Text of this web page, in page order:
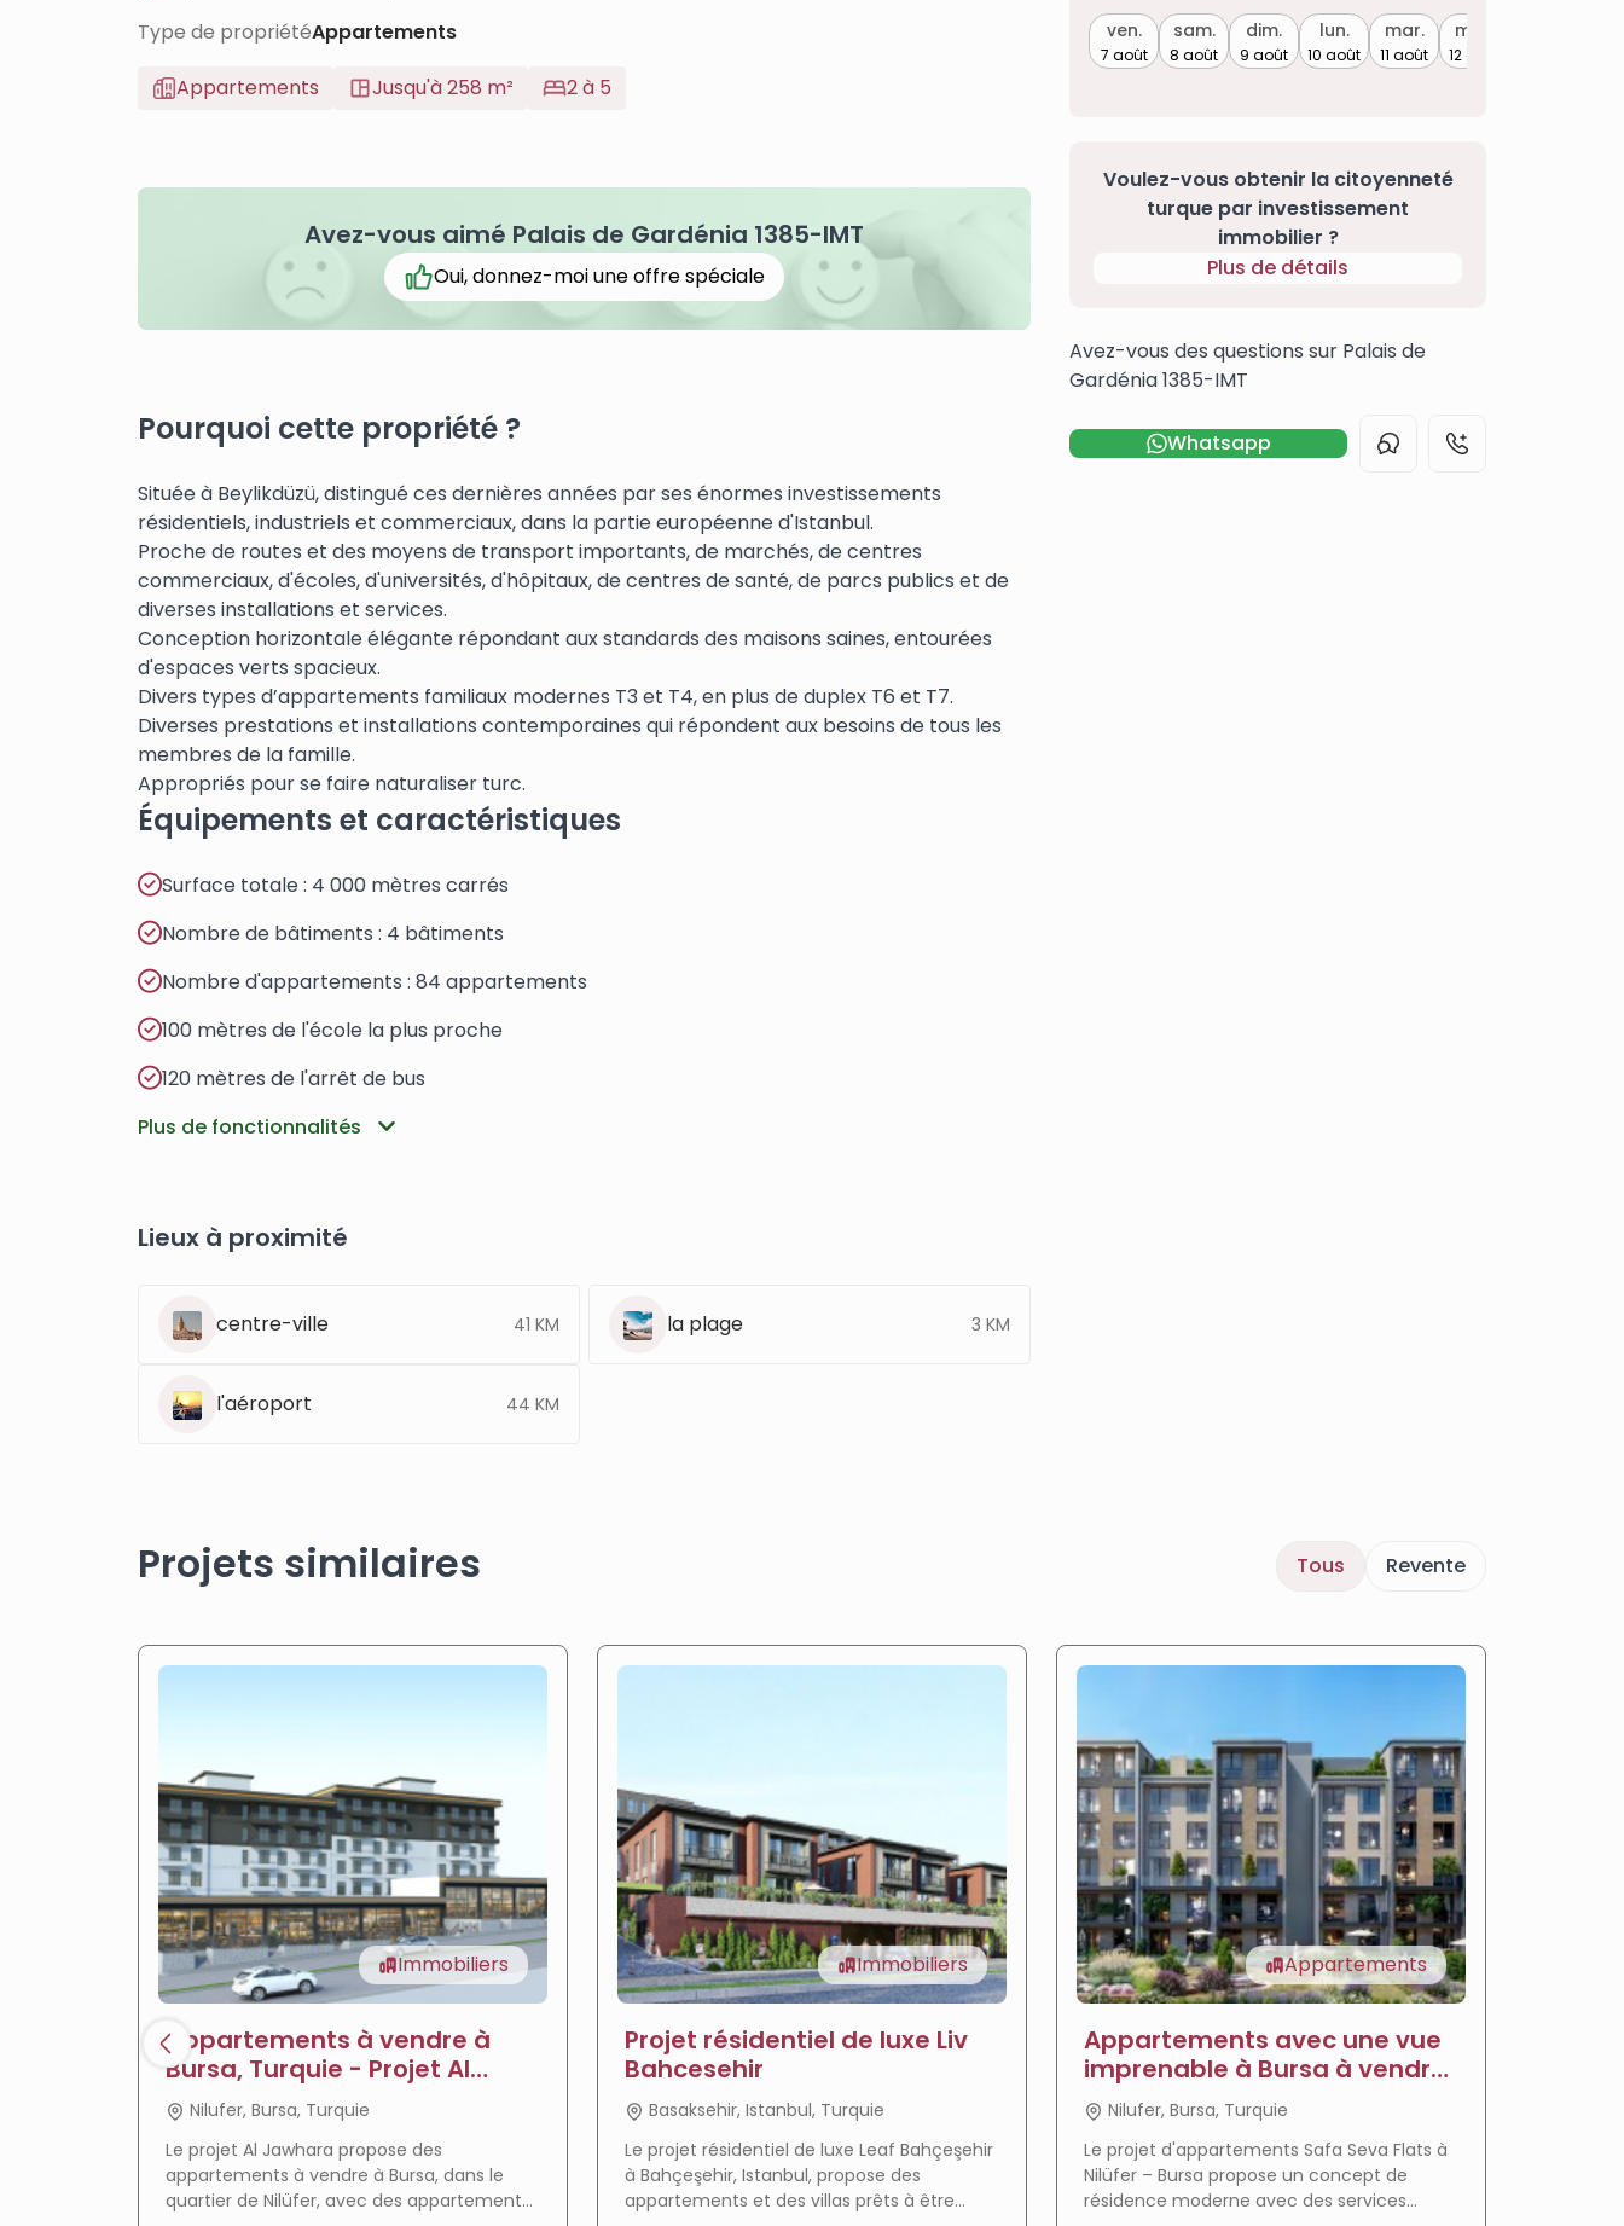
Type de propriétéAppartements
Appartements
Jusqu'à 258 m² 2 à 5
Avez-vous aimé Palais de Gardénia 1385-IMT
Oui, donnez-moi une offre spéciale
Pourquoi cette propriété ?
Située à Beylikdüzü, distingué ces dernières années par ses énormes investissements
résidentiels, industriels et commerciaux, dans la partie européenne d'Istanbul.
Proche de routes et des moyens de transport importants, de marchés, de centres
commerciaux, d'écoles, d'universités, d'hôpitaux, de centres de santé, de parcs publics et de
diverses installations et services.
Conception horizontale élégante répondant aux standards des maisons saines, entourées
d'espaces verts spacieux.
Divers types d’appartements familiaux modernes T3 et T4, en plus de duplex T6 et T7.
Diverses prestations et installations contemporaines qui répondent aux besoins de tous les
membres de la famille.
Appropriés pour se faire naturaliser turc.
Équipements et caractéristiques
Surface totale : 4 000 mètres carrés
Nombre de bâtiments : 4 bâtiments
Nombre d'appartements : 84 appartements
100 mètres de l'école la plus proche
120 mètres de l'arrêt de bus
Plus de fonctionnalités
Lieux à proximité
centre-ville 41 KM la plage 3 KM
l'aéroport 44 KM
ven.
7 août
sam.
8 août
dim.
9 août
lun.
10 août
mar.
11 août
mer.
12 août
Voulez-vous obtenir la citoyenneté
turque par investissement
immobilier ?
Plus de détails
Avez-vous des questions sur Palais de
Gardénia 1385-IMT
Whatsapp
Projets similaires Tous Revente
Immobiliers
Appartements à vendre à
Bursa, Turquie - Projet Al
Jawhara
Nilufer, Bursa, Turquie
Le projet Al Jawhara propose des
appartements à vendre à Bursa, dans le
quartier de Nilüfer, avec des appartements
Immobiliers
Projet résidentiel de luxe Liv
Bahcesehir
Basaksehir, Istanbul, Turquie
Le projet résidentiel de luxe Leaf Bahçeşehir
à Bahçeşehir, Istanbul, propose des
appartements et des villas prêts à être
Appartements
Appartements avec une vue
imprenable à Bursa à vendre
- Appartements Sava
Nilufer, Bursa, Turquie
Le projet d'appartements Safa Seva Flats à
Nilüfer – Bursa propose un concept de
résidence moderne avec des services